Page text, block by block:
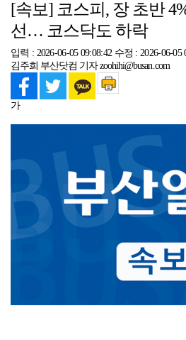
[속보] 코스피, 장 초반
선… 코스닥도 하락
입력 : 2026-06-05 09:08:42 수정 : 2026-06-05
김주희 부산닷컴 기자 zoohihi@busan.com
가